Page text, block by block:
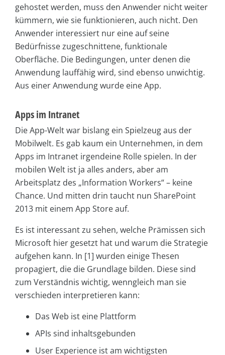
gehostet werden, muss den Anwender nicht weiter
kümmern, wie sie funktionieren, auch nicht. Den
Anwender interessiert nur eine auf seine
Bedürfnisse zugeschnittene, funktionale
Oberfläche. Die Bedingungen, unter denen die
Anwendung lauffähig wird, sind ebenso unwichtig.
Aus einer Anwendung wurde eine App.
Apps im Intranet
Die App-Welt war bislang ein Spielzeug aus der
Mobilwelt. Es gab kaum ein Unternehmen, in dem
Apps im Intranet irgendeine Rolle spielen. In der
mobilen Welt ist ja alles anders, aber am
Arbeitsplatz des „Information Workers“ – keine
Chance. Und mitten drin taucht nun SharePoint
2013 mit einem App Store auf.
Es ist interessant zu sehen, welche Prämissen sich
Microsoft hier gesetzt hat und warum die Strategie
aufgehen kann. In [1] wurden einige Thesen
propagiert, die die Grundlage bilden. Diese sind
zum Verständnis wichtig, wenngleich man sie
verschieden interpretieren kann:
Das Web ist eine Plattform
APIs sind inhaltsgebunden
User Experience ist am wichtigsten